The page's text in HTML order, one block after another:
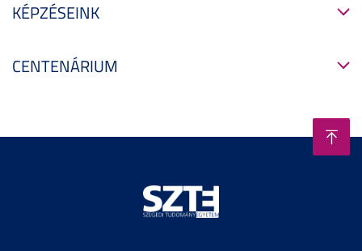
KÉPZÉSEINK
CENTENÁRIUM